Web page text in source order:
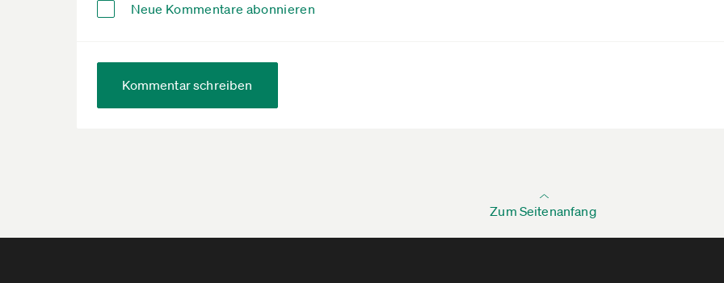
Neue Kommentare abonnieren
Kommentar schreiben
Zum Seitenanfang